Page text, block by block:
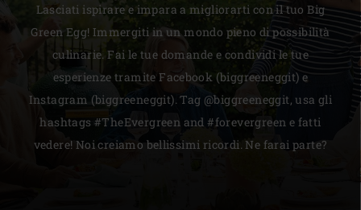
Lasciati ispirare e impara a migliorarti con il tuo Big
Green Egg! Immergiti in un mondo pieno di possibilità
culinarie. Fai le tue domande e condividi le tue
esperienze tramite Facebook (biggreeneggit) e
Instagram (biggreeneggit). Tag @biggreeneggit, usa gli
hashtags #TheEvergreen and #forevergreen e fatti
vedere! Noi creiamo bellissimi ricordi. Ne farai parte?